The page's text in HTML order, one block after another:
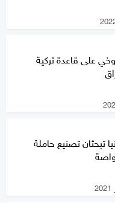
على قاعدة تركية
تبحثان تصنيع حاملة